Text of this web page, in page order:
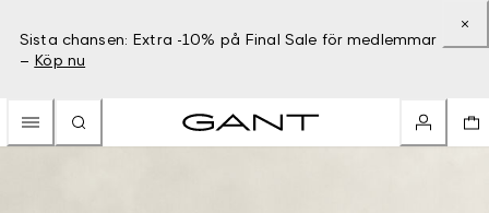
Sista chansen: Extra -10% på Final Sale för medlemmar
– Köp nu